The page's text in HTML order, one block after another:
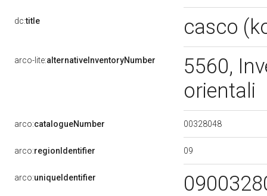
dc:title casco
arco-lite:alternativeInventoryNumber
5560,
orientali
arco:catalogueNumber 00328048
arco:regionIdentifier 09
arco:uniqueIdentifier